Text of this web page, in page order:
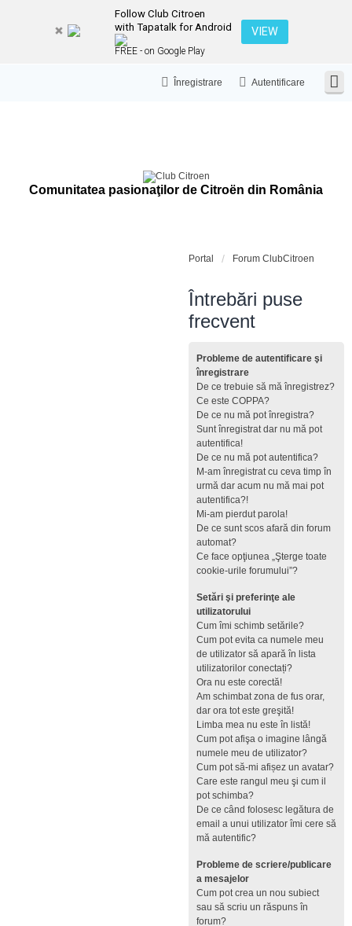
Follow Club Citroen
with Tapatalk for Android
FREE - on Google Play
VIEW
Autentificare
Înregistrare
Comunitatea pasionaţilor de Citroën din România
Portal Forum ClubCitroen
Întrebări puse
frecvent
Probleme de autentificare şi
înregistrare
De ce trebuie să mă înregistrez?
Ce este COPPA?
De ce nu mă pot înregistra?
Sunt înregistrat dar nu mă pot
autentifica!
De ce nu mă pot autentifica?
M-am înregistrat cu ceva timp în
urmă dar acum nu mă mai pot
autentifica?!
Mi-am pierdut parola!
De ce sunt scos afară din forum
automat?
Ce face opţiunea „Şterge toate
cookie-urile forumului”?
Setări şi preferinţe ale
utilizatorului
Cum îmi schimb setările?
Cum pot evita ca numele meu
de utilizator să apară în lista
utilizatorilor conectați?
Ora nu este corectă!
Am schimbat zona de fus orar,
dar ora tot este greşită!
Limba mea nu este în listă!
Cum pot afişa o imagine lângă
numele meu de utilizator?
Cum pot să-mi afișez un avatar?
Care este rangul meu şi cum il
pot schimba?
De ce când folosesc legătura de
email a unui utilizator îmi cere să
mă autentific?
Probleme de scriere/publicare
a mesajelor
Cum pot crea un nou subiect
sau să scriu un răspuns în
forum?